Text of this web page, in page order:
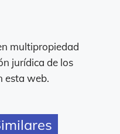
multipropiedad
jurídica de los
esta web.